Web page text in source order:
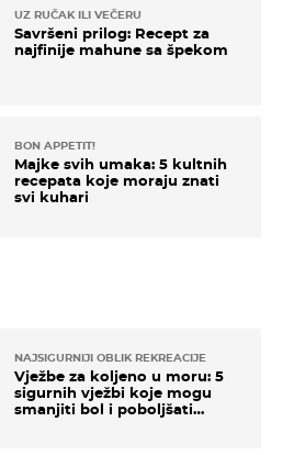
NAJSIGURNIJI OBLIK REKREACIJE
Vježbe za koljeno u moru: 5
sigurnih vježbi koje mogu
smanjiti bol i poboljšati
UZ RUČAK ILI VEČERU
Savršeni prilog: Recept za
najfinije mahune sa špekom
BON APPETIT!
Majke svih umaka: 5 kultnih
recepata koje moraju znati
svi kuhari